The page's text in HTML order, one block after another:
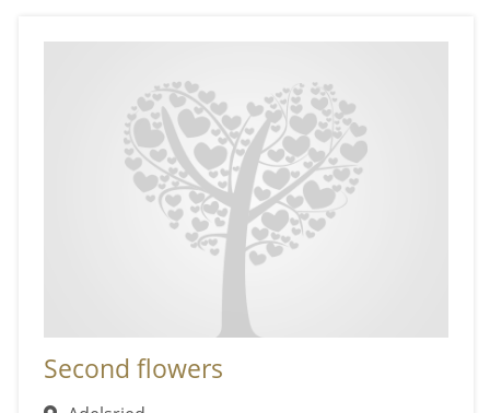
Second flowers